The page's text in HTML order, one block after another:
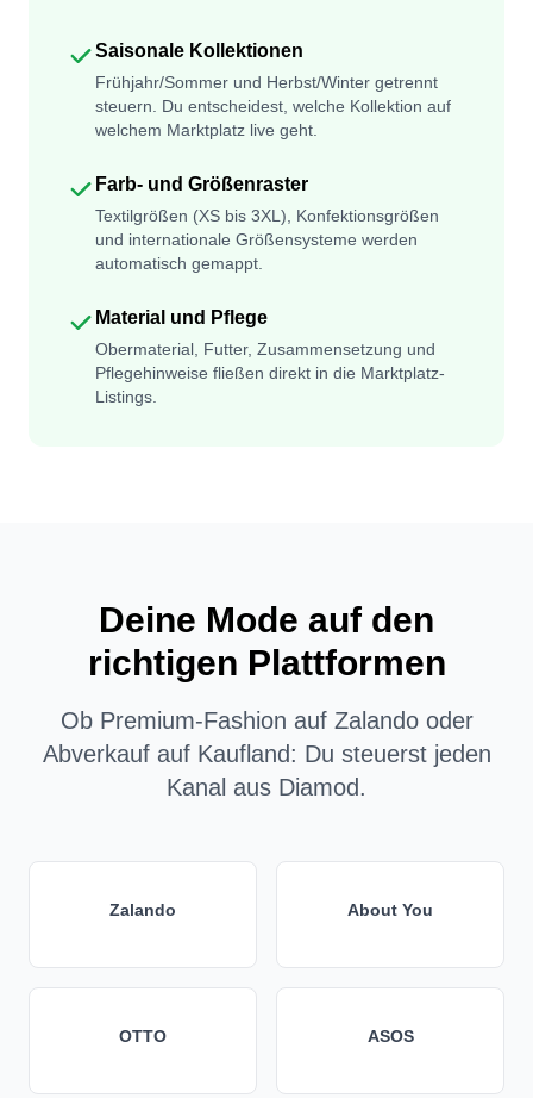
Saisonale Kollektionen
Frühjahr/Sommer und Herbst/Winter getrennt
steuern. Du entscheidest, welche Kollektion auf
welchem Marktplatz live geht.
Farb- und Größenraster
Textilgrößen (XS bis 3XL), Konfektionsgrößen
und internationale Größensysteme werden
automatisch gemappt.
Material und Pflege
Obermaterial, Futter, Zusammensetzung und
Pflegehinweise fließen direkt in die Marktplatz-
Listings.
Deine Mode auf den
richtigen Plattformen
Ob Premium-Fashion auf Zalando oder
Abverkauf auf Kaufland: Du steuerst jeden
Kanal aus Diamod.
Zalando About You
OTTO ASOS